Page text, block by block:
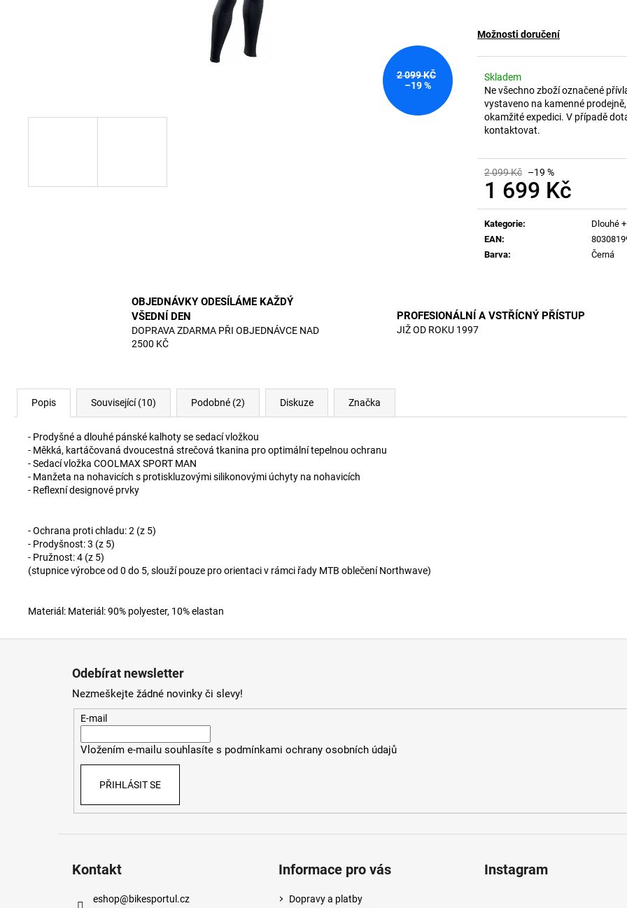
Možnosti doručení
Skladem
Ne všechno zboží označené
vystaveno na kamenné
okamžité expedici. V případě
kontaktovat.
2 099 Kč –19 %
1 699 Kč
Měrná
cena:
Kategorie:
Dlouhé
EAN:
Barva: Černá
2 099 KČ
–19 %
OBJEDNÁVKY ODESÍLÁME KAŽDÝ
VŠEDNÍ DEN
DOPRAVA ZDARMA PŘI OBJEDNÁVCE NAD
2500 KČ
PROFESIONÁLNÍ A VSTŘÍCNÝ PŘÍSTUP
JIŽ OD ROKU 1997
Popis Související (10) Podobné (2) Diskuze Značka
- Prodyšné a dlouhé pánské kalhoty se sedací vložkou
- Měkká, kartáčovaná dvoucestná strečová tkanina pro optimální tepelnou ochranu
- Sedací vložka COOLMAX SPORT MAN
- Manžeta na nohavicích s protiskluzovými silikonovými úchyty na nohavicích
- Reflexní designové prvky
- Ochrana proti chladu: 2 (z 5)
- Prodyšnost: 3 (z 5)
- Pružnost: 4 (z 5)
(stupnice výrobce od 0 do 5, slouží pouze pro orientaci v rámci řady MTB oblečení Northwave)
Materiál: Materiál: 90% polyester, 10% elastan
Odebírat newsletter
Nezmeškejte žádné novinky či slevy!
E-mail
Vložením e-mailu souhlasíte s podmínkami ochrany osobních údajů
PŘIHLÁSIT SE
Kontakt
eshop@bikesportul.cz
Informace pro vás
Dopravy a platby
Instagram